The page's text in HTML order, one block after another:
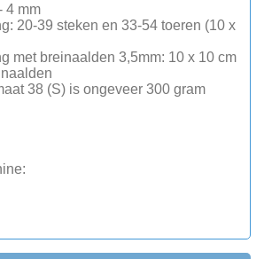
4 mm
20-39 steken en 33-54 toeren (10 x
met breinaalden 3,5mm: 10 x 10 cm
38 (S) is ongeveer 300 gram